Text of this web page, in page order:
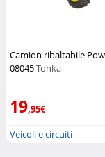
Camion ribaltabile
08045Tonka
19,95€
Veicoli e circuiti